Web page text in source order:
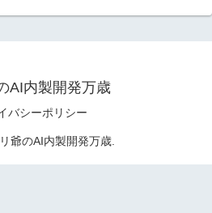
AI内製開発万歳
バシーポリシー
爺のAI内製開発万歳.